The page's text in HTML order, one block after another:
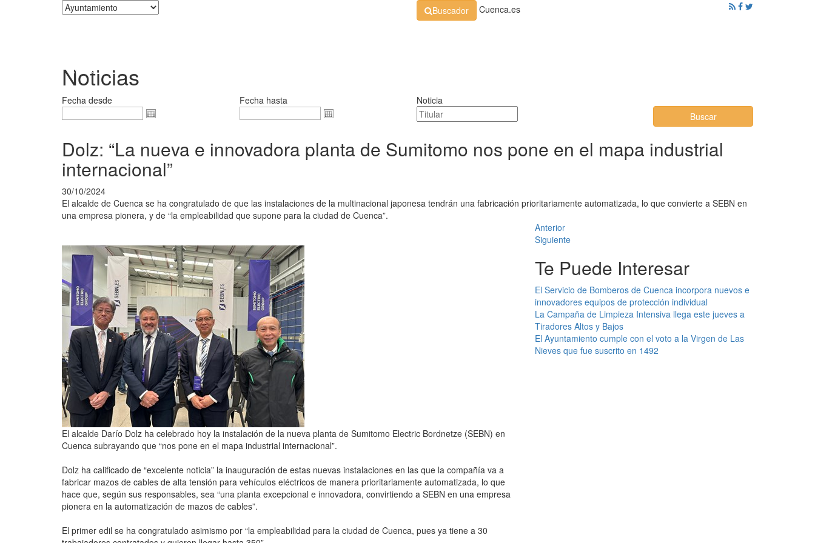
Buscador Cuenca.es
Noticias
Fecha desde Fecha hasta
Noticia
Buscar
Dolz: “La nueva e innovadora planta de Sumitomo nos pone en el mapa industrial
internacional”
30/10/2024
El alcalde de Cuenca se ha congratulado de que las instalaciones de la multinacional japonesa tendrán una fabricación prioritariamente automatizada, lo que convierte a SEBN en
una empresa pionera, y de “la empleabilidad que supone para la ciudad de Cuenca”.
Anterior
Siguiente
El alcalde Darío Dolz ha celebrado hoy la instalación de la nueva planta de Sumitomo Electric Bordnetze (SEBN) en
Cuenca subrayando que “nos pone en el mapa industrial internacional”.
Dolz ha calificado de “excelente noticia” la inauguración de estas nuevas instalaciones en las que la compañía va a
fabricar mazos de cables de alta tensión para vehículos eléctricos de manera prioritariamente automatizada, lo que
hace que, según sus responsables, sea “una planta excepcional e innovadora, convirtiendo a SEBN en una empresa
pionera en la automatización de mazos de cables”.
El primer edil se ha congratulado asimismo por “la empleabilidad para la ciudad de Cuenca, pues ya tiene a 30
Te Puede Interesar
El Servicio de Bomberos de Cuenca incorpora nuevos e
innovadores equipos de protección individual
La Campaña de Limpieza Intensiva llega este jueves a
Tiradores Altos y Bajos
El Ayuntamiento cumple con el voto a la Virgen de Las
Nieves que fue suscrito en 1492